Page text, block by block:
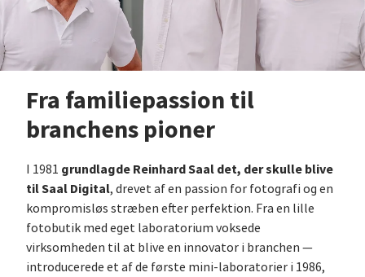
Fra familiepassion til
branchens pioner
I 1981 grundlagde Reinhard Saal det, der skulle blive
til Saal Digital, drevet af en passion for fotografi og en
kompromisløs stræben efter perfektion. Fra en lille
fotobutik med eget laboratorium voksede
virksomheden til at blive en innovator i branchen —
introducerede et af de første mini-laboratorier i 1986,